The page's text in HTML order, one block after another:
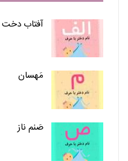
آفتاب دخت
مَهسان
صَنم ناز